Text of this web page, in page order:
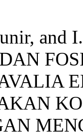
and